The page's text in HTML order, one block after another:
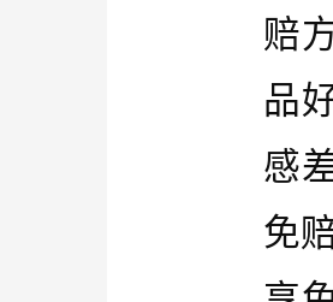
赔
品
感
免